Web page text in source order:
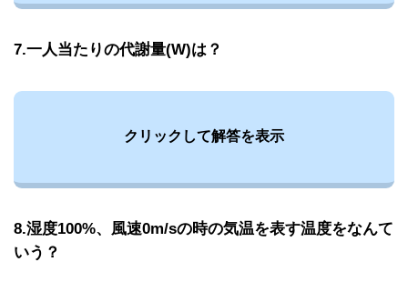
7.一人当たりの代謝量(W)は？
クリックして解答を表示
8.湿度100%、風速0m/sの時の気温を表す温度をなんて
いう？